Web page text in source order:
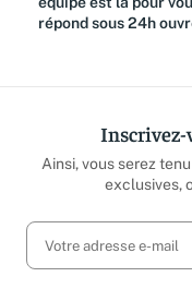
répond sous 24h
Inscrivez-
Ainsi, vous serez
exclusives,